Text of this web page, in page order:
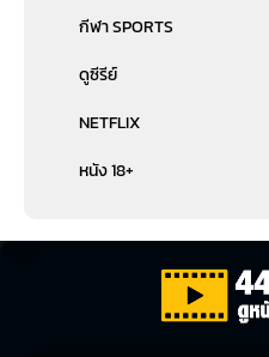
กีฬา SPORTS
ดูซีรีย์
NETFLIX
หนัง 18+